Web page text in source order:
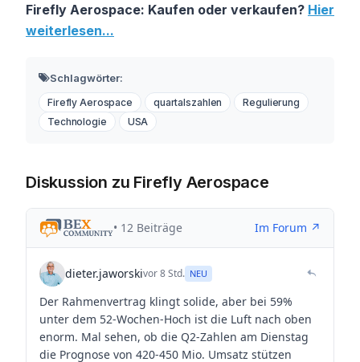
Firefly Aerospace: Kaufen oder verkaufen? Hier
weiterlesen...
Schlagwörter:
Firefly Aerospace quartalszahlen
Regulierung
Technologie
USA
Diskussion zu Firefly Aerospace